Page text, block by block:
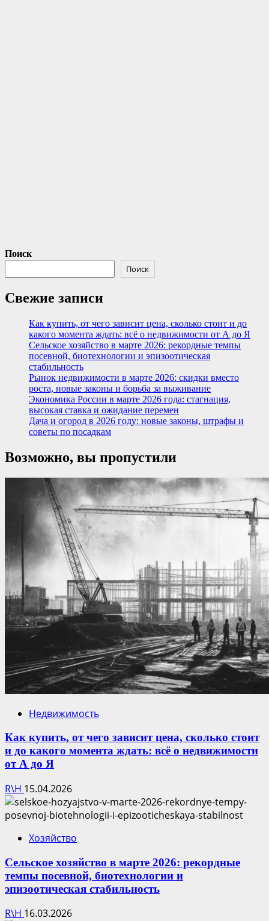
Поиск
Поиск
Свежие записи
Как купить, от чего зависит цена, сколько стоит и до
какого момента ждать: всё о недвижимости от А до Я
Сельское хозяйство в марте 2026: рекордные темпы
посевной, биотехнологии и эпизоотическая
стабильность
Рынок недвижимости в марте 2026: скидки вместо
роста, новые законы и борьба за выживание
Экономика России в марте 2026 года: стагнация,
высокая ставка и ожидание перемен
Дача и огород в 2026 году: новые законы, штрафы и
советы по посадкам
Возможно, вы пропустили
Недвижимость
Как купить, от чего зависит цена, сколько стоит
и до какого момента ждать: всё о недвижимости
от А до Я
R\H 15.04.2026
Хозяйство
Сельское хозяйство в марте 2026: рекордные
темпы посевной, биотехнологии и
эпизоотическая стабильность
R\H 16.03.2026